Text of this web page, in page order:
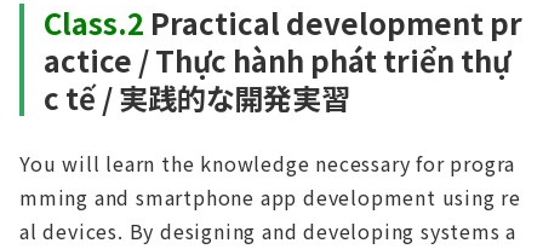
Class.2 Practical development pr
actice / Thực hành phát triển thự
c tế / 実践的な開発実習
You will learn the knowledge necessary for progra
mming and smartphone app development using re
al devices. By designing and developing systems a